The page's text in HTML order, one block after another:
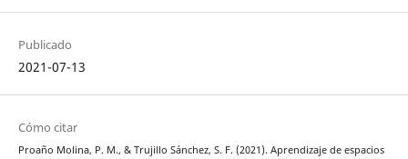
Publicado
2021-07-13
Cómo citar
Proaño Molina, P. M., & Trujillo Sánchez, S. F. (2021). Aprendizaje de espacios